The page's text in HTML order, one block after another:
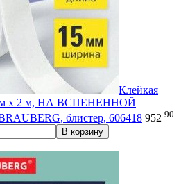
Клейкая
мм х 2 м, НА ВСПЕНЕННОЙ
блистер, 606418 952 90
В корзину